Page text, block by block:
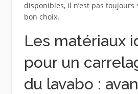
disponibles, il n’est pas
bon choix.
Les matériaux
pour un
du lavabo :